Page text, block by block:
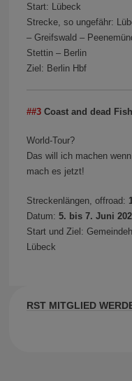
Start: Lübeck
Strecke, so ungefähr:
– Greifswald –
Stettin – Berlin
Ziel: Berlin Hbf
##3Coast and dead
World-Tour?
Das will ich machen
mach es jetzt!
Streckenlängen, offroad:
Datum: 5. bis 7. Juni
Start und Ziel:
Lübeck
RST MITGLIED